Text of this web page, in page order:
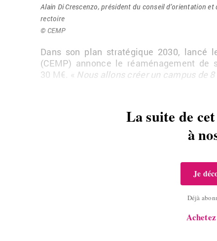
Alain Di Cres­cenzo, pré­sident du conseil d’orien­ta­tion
rec­toire
© CEMP
Dans son plan stra­té­gique 2030, lancé
(CEMP) an­nonce le ré­amé­na­ge­ment
30 M€. « Nous al­lons créer un cam­pus de 8
La suite de
à
Je
Déjà